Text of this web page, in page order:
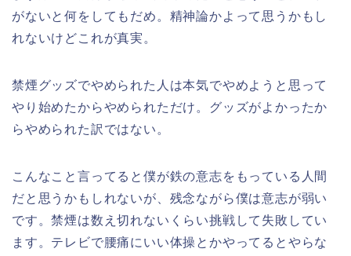
がないと何をしてもだめ。精神論かよって思うかもし
れないけどこれが真実。
禁煙グッズでやめられた人は本気でやめようと思って
やり始めたからやめられただけ。グッズがよかったか
らやめられた訳ではない。
こんなこと言ってると僕が鉄の意志をもっている人間
だと思うかもしれないが、残念ながら僕は意志が弱い
です。禁煙は数え切れないくらい挑戦して失敗してい
ます。テレビで腰痛にいい体操とかやってるとやらな